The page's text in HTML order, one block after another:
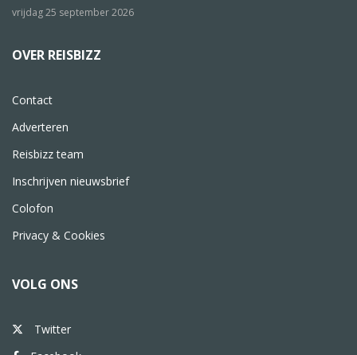
vrijdag 25 september 2026
OVER REISBIZZ
Contact
Adverteren
Reisbizz team
Inschrijven nieuwsbrief
Colofon
Privacy & Cookies
VOLG ONS
Twitter